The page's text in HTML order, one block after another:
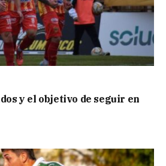
y el objetivo de seguir en